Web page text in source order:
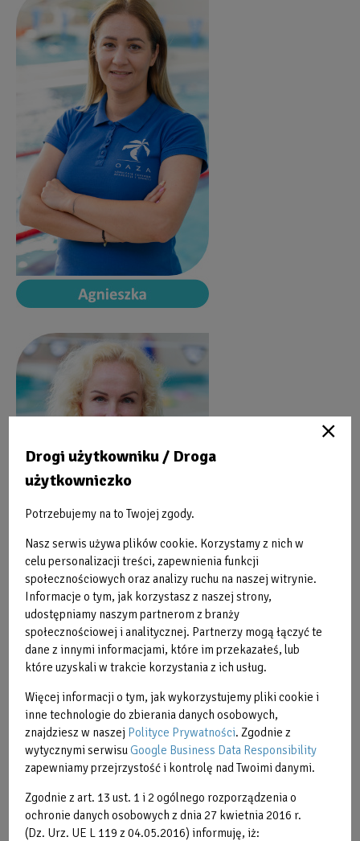
Drogi użytkowniku / Droga
użytkowniczko
Potrzebujemy na to Twojej zgody.
Nasz serwis używa plików cookie. Korzystamy z nich w
celu personalizacji treści, zapewnienia funkcji
społecznościowych oraz analizy ruchu na naszej witrynie.
Informacje o tym, jak korzystasz z naszej strony,
udostępniamy naszym partnerom z branży
społecznościowej i analitycznej. Partnerzy mogą łączyć te
dane z innymi informacjami, które im przekazałeś, lub
które uzyskali w trakcie korzystania z ich usług.
Więcej informacji o tym, jak wykorzystujemy pliki cookie i
inne technologie do zbierania danych osobowych,
znajdziesz w naszej Polityce Prywatności. Zgodnie z
wytycznymi serwisuGoogle Business Data Responsibility
zapewniamy przejrzystość i kontrolę nad Twoimi danymi.
Zgodnie z art. 13 ust. 1 i 2 ogólnego rozporządzenia o
ochronie danych osobowych z dnia 27 kwietnia 2016 r.
(Dz. Urz. UE L 119 z 04.05.2016) informuję, iż: